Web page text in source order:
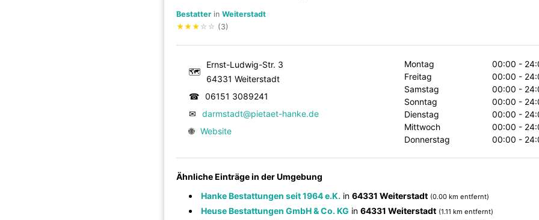
Bestatter in Weiterstadt
★★★ ☆ ☆ (3)
🗺
Ernst-Ludwig-Str. 3
64331 Weiterstadt
☎ 06151 3089241
✉
darmstadt@pietaet-hanke.de
🌐 Website
Montag
00:00 -
Freitag
00:00 -
Samstag
00:00 -
Sonntag
00:00 -
Dienstag
00:00 -
Mittwoch
00:00 -
Donnerstag
00:00 -
Ähnliche Einträge in der Umgebung
Hanke Bestattungen seit 1964 e.K. in 64331 Weiterstadt (0.00 km entfernt)
Heuse Bestattungen GmbH & Co. KG in 64331 Weiterstadt (1.11 km entfernt)